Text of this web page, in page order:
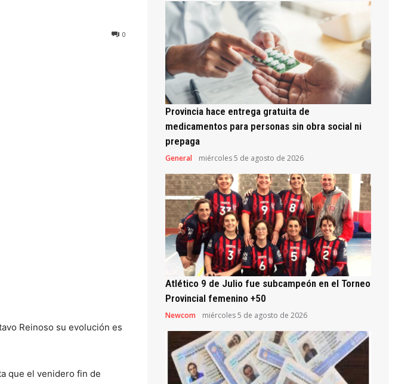
0
Reinoso su evolución es
que el venidero fin de
Provincia hace entrega gratuita de
medicamentos para personas sin obra social ni
prepaga
General miércoles 5 de agosto de 2026
Atlético 9 de Julio fue subcampeón en el Torneo
Provincial femenino +50
Newcom miércoles 5 de agosto de 2026